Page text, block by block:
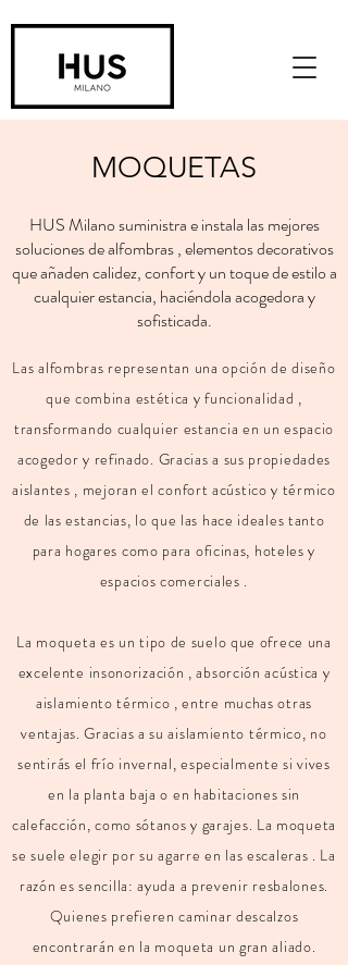
MOQUETAS
HUS Milano suministra e instala las mejores
soluciones de alfombras , elementos decorativos
que añaden calidez, confort y un toque de estilo a
cualquier estancia, haciéndola acogedora y
sofisticada.
Las alfombras representan una opción de diseño
que combina estética y funcionalidad ,
transformando cualquier estancia en un espacio
acogedor y refinado. Gracias a sus propiedades
aislantes , mejoran el confort acústico y térmico
de las estancias, lo que las hace ideales tanto
para hogares como para oficinas, hoteles y
espacios comerciales .
La moqueta es un tipo de suelo que ofrece una
excelente insonorización , absorción acústica y
aislamiento térmico , entre muchas otras
ventajas. Gracias a su aislamiento térmico, no
sentirás el frío invernal, especialmente si vives
en la planta baja o en habitaciones sin
calefacción, como sótanos y garajes. La moqueta
se suele elegir por su agarre en las escaleras . La
razón es sencilla: ayuda a prevenir resbalones.
Quienes prefieren caminar descalzos
encontrarán en la moqueta un gran aliado.